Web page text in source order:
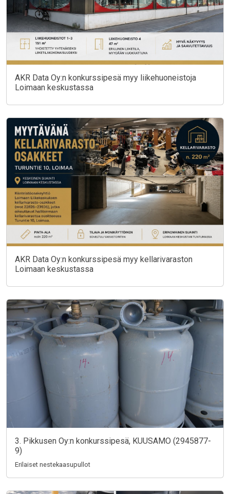
AKR Data Oy:n konkurssipesä myy liikehuoneistoja
Loimaan keskustassa
AKR Data Oy:n konkurssipesä myy kellarivaraston
Loimaan keskustassa
3. Pikkusen Oy:n konkurssipesä, KUUSAMO (2945877-
9)
Erilaiset nestekaasupullot